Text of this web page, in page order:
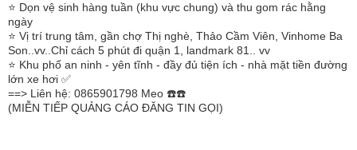
⭐️ Dọn vệ sinh hàng tuần (khu vực chung) và thu gom rác hằng
ngày
⭐️ Vị trí trung tâm, gần chợ Thị nghè, Thảo Cầm Viên, Vinhome Ba
Son..vv..Chỉ cách 5 phút đi quận 1, landmark 81.. vv
⭐️ Khu phố an ninh - yên tĩnh - đầy đủ tiện ích - nhà mặt tiền đường
lớn xe hơi ✅
==> Liên hệ: 0865901798 Meo ☎️☎️
(MIỄN TIẾP QUẢNG CÁO ĐĂNG TIN GỌI)